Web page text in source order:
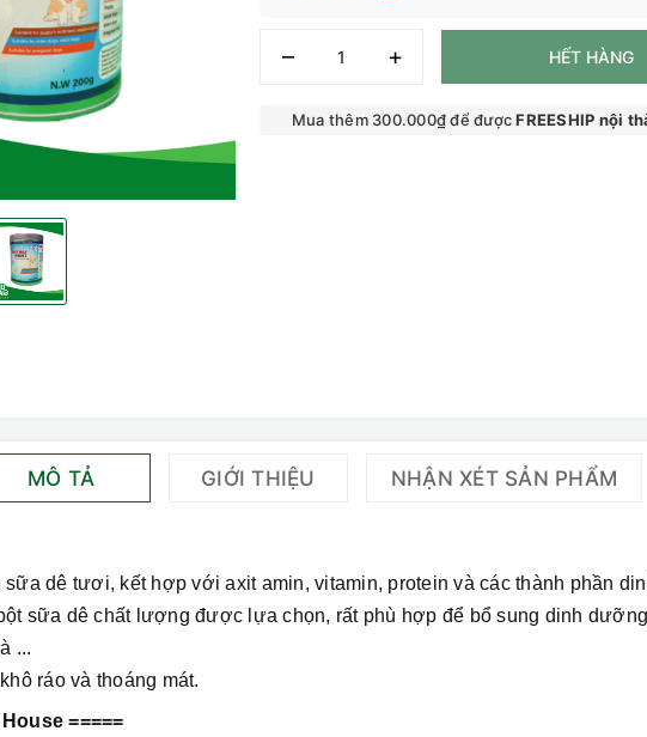
– + HẾT HÀNG
Mua thêm 300.000₫ để đượcFREESHIP nội
MÔ TẢ GIỚI THIỆU NHẬN XÉT SẢN PHẨM
dê tươi, kết hợp với axit amin, vitamin, protein và các thành phần
sữa dê chất lượng được lựa chọn, rất phù hợp để bổ sung dinh
...
ráo và thoáng mát.
=====